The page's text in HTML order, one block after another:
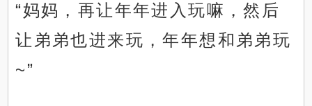
“妈妈，再让年年进入玩嘛，然后
让弟弟也进来玩，年年想和弟弟玩
~”